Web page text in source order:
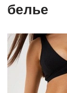
белье